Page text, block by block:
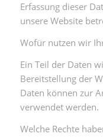
Erfassung dieser
unsere Website
Wofür nutzen wir
Ein Teil der Daten
Bereitstellung der
Daten können zur
verwendet werden.
Welche Rechte